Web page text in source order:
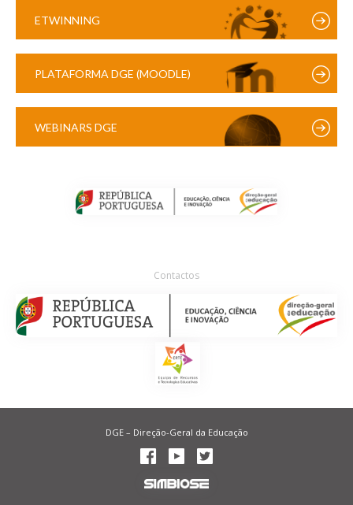
ETWINNING
PLATAFORMA DGE (MOODLE)
WEBINARS DGE
Contactos
DGE – Direção-Geral da Educação